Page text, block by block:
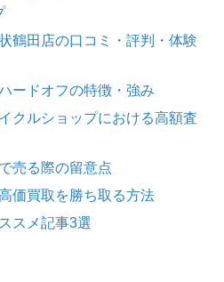
鶴田店の口コミ・評判・体験
ードオフの特徴・強み
クルショップにおける高額査
売る際の留意点
価買取を勝ち取る方法
スメ記事3選